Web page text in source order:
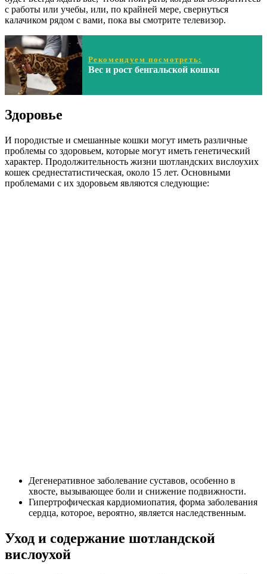
с работы или учебы, или, по крайней мере, свернуться
калачиком рядом с вами, пока вы смотрите телевизор.
Рекомендуем посмотреть:
Вес и рост бенгальской кошки
Здоровье
И породистые и смешанные кошки могут иметь различные
проблемы со здоровьем, которые могут иметь генетический
характер. Продолжительность жизни шотландских вислоухих
кошек среднестатистическая, около 15 лет. Основными
проблемами с их здоровьем являются следующие:
Дегенеративное заболевание суставов, особенно в
хвосте, вызывающее боли и снижение подвижности.
Гипертрофическая кардиомиопатия, форма заболевания
сердца, которое, вероятно, является наследственным.
Уход и содержание шотландской
вислоухой